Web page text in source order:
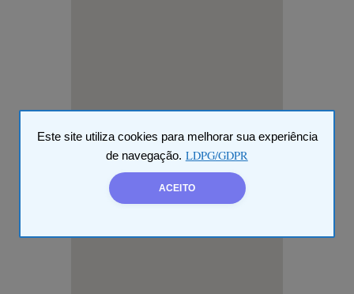
Este site utiliza cookies para melhorar sua experiência
de navegação. LDPG/GDPR
ACEITO